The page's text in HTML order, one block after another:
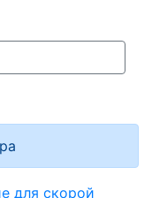
для скорой